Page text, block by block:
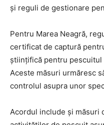
și reguli de gestionare
Pentru Marea Neagră,
certificat de captură
științifică pentru pescuitul
Aceste măsuri urmăresc
controlul asupra unor
Acordul include și măsuri